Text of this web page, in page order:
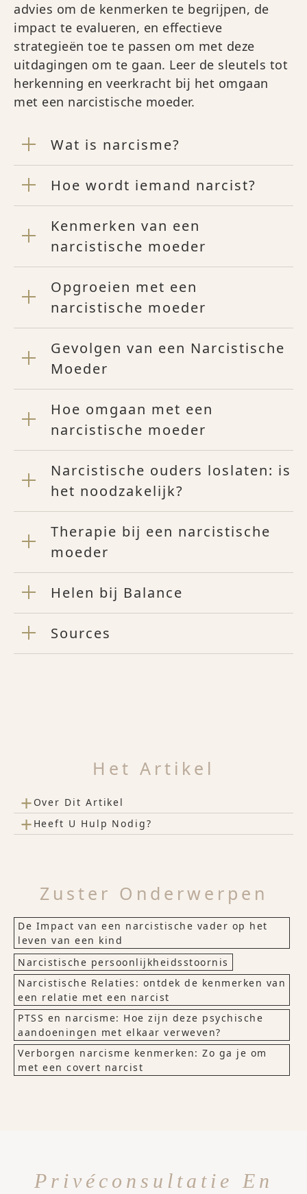
advies om de kenmerken te begrijpen, de
impact te evalueren, en effectieve
strategieën toe te passen om met deze
uitdagingen om te gaan. Leer de sleutels tot
herkenning en veerkracht bij het omgaan
met een narcistische moeder.
Wat is narcisme?
Hoe wordt iemand narcist?
Kenmerken van een
narcistische moeder
Opgroeien met een
narcistische moeder
Gevolgen van een Narcistische
Moeder
Hoe omgaan met een
narcistische moeder
Narcistische ouders loslaten: is
het noodzakelijk?
Therapie bij een narcistische
moeder
Helen bij Balance
Sources
Het Artikel
+ Over Dit Artikel
+ Heeft U Hulp Nodig?
Zuster Onderwerpen
De Impact van een narcistische vader op het
leven van een kind
Narcistische persoonlijkheidsstoornis
Narcistische Relaties: ontdek de kenmerken van
een relatie met een narcist
PTSS en narcisme: Hoe zijn deze psychische
aandoeningen met elkaar verweven?
Verborgen narcisme kenmerken: Zo ga je om
met een covert narcist
Privéconsultatie En